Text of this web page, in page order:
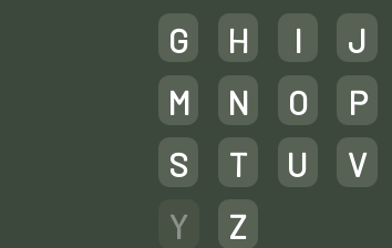
G
H I J
M
N O P
S
T U V
Y
Z